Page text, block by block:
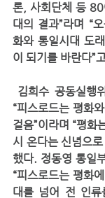
론, 사회단체 등
대의 결과”라며 “
화와 통일시대 도
이 되기를 바란다”
“피스로드는 평화
걸음”이라며 “평화
시 온다는 신념으
했다. 정동영 통일
“피스로드는 평화
대를 넘어 전 인류